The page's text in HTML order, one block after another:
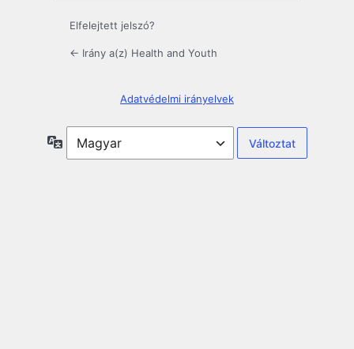
Elfelejtett jelszó?
← Irány a(z) Health and Youth
Adatvédelmi irányelvek
Nyelv